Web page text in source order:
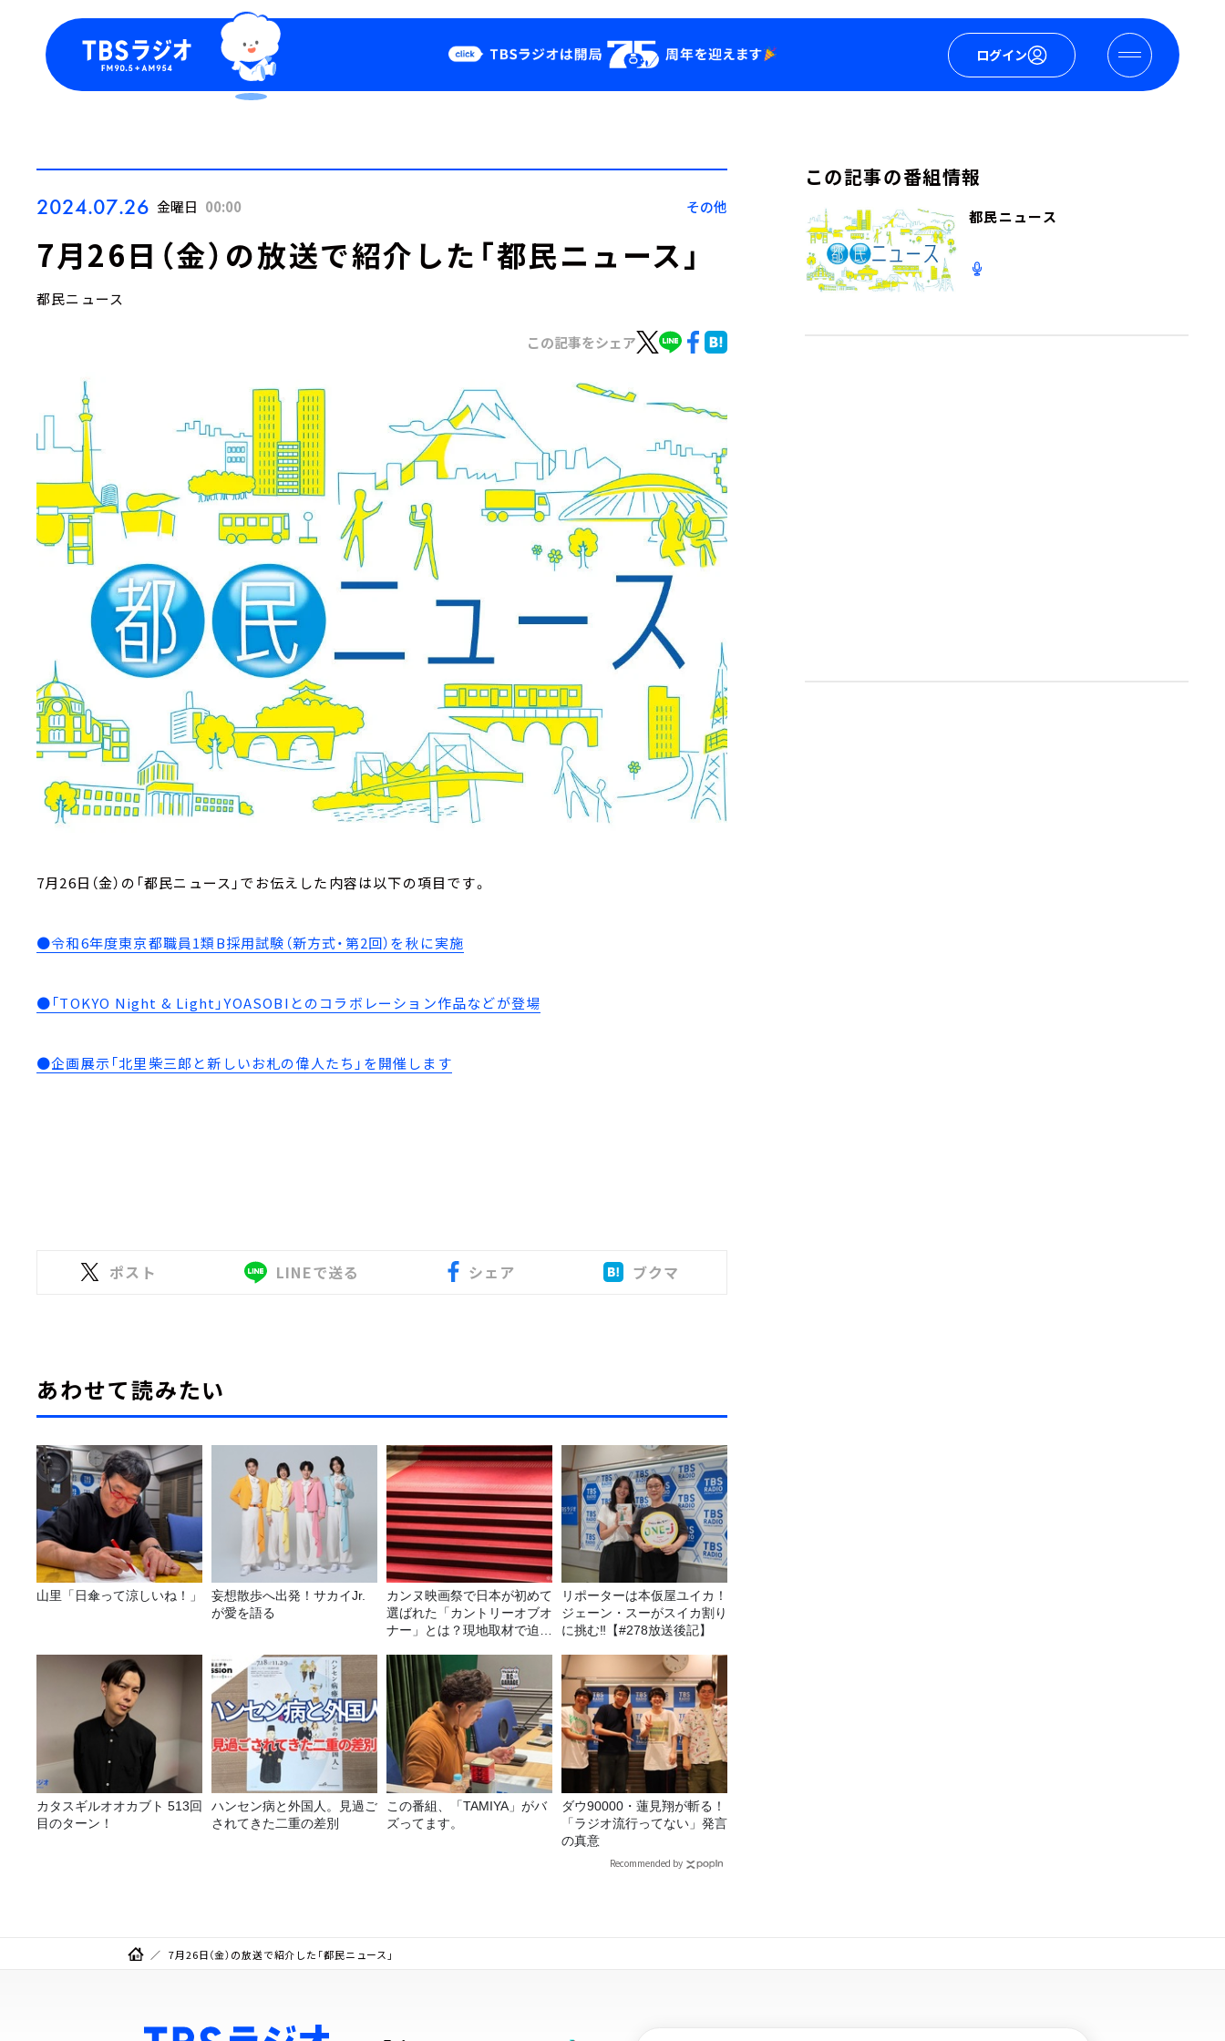
ログイン
Podcast
YouTube
2024.07.26 金曜日 00:00 その他
7月26日（金）の放送で紹介した「都民ニュース」
都民ニュース
この記事をシェア
7月26日（金）の「都民ニュース」でお伝えした内容は以下の項目です。
●令和6年度東京都職員1類B採用試験（新方式・第2回）を秋に実施
●「TOKYO Night & Light」YOASOBIとのコラボレーション作品などが登場
●企画展示「北里柴三郎と新しいお札の偉人たち」を開催します
ポスト LINEで送る シェア ブクマ
あわせて読みたい
山里「日傘って涼しいね！」
妄想散歩へ出発！サカイJr.
が愛を語る
カンヌ映画祭で日本が初めて
選ばれた「カントリーオブオ
ナー」とは？現地取材で迫る
リポーターは本仮屋ユイカ！
ジェーン・スーがスイカ割り
に挑む‼【#278放送後記】
カタスギルオオカブト 513回
目のターン！
ハンセン病と外国人。見過ご
されてきた二重の差別
この番組、「TAMIYA」がバ
ズってます。
ダウ90000・蓮見翔が斬る！
「ラジオ流行ってない」発言
の真意
Recommended by
この記事の番組情報
都民ニュース
7月26日（金）の放送で紹介した「都民ニュース」